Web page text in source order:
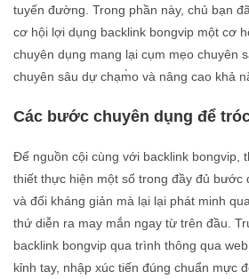
tuyến đường. Trong phần này, chủ bạn
cơ hội lợi dụng backlink bongvip một cơ
chuyên dụng mang lại cụm mẹo chuyên
chuyên sâu dự chạm̀o và nâng cao khả
Các bước chuyên dụng để
Để nguồn cội cùng với backlink bongvip,
thiết thực hiện một số trong đầy đủ bước
và đối kháng giản mà lại lại phát minh
thứ diễn ra may mắn ngay từ trên đầu.
backlink bongvip qua trình thông qua
kỉnh tay, nhập xúc tiến đúng chuẩn mực